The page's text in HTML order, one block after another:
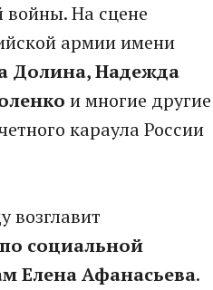
войны. На сцене
армии имени
Долина, Надежда
и многие другие
караула России
возглавит
социальной
Елена Афанасьева.